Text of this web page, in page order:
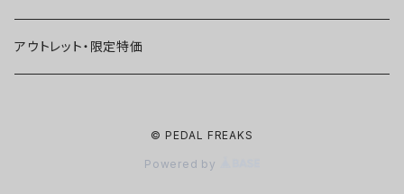
空間系
空間系
ファズ
ファズ
ジャック
IC
アウトレット・限定特価
© PEDAL FREAKS
Powered by